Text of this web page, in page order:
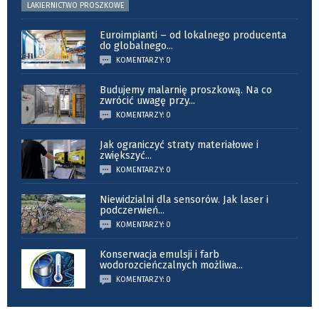
LAKIERNICTWO PROSZKOWE
Euroimpianti – od lokalnego producenta
do globalnego...
KOMENTARZY: 0
Budujemy malarnię proszkową. Na co
zwrócić uwagę przy...
KOMENTARZY: 0
Jak ograniczyć straty materiałowe i
zwiększyć...
KOMENTARZY: 0
Niewidzialni dla sensorów. Jak laser i
podczerwień...
KOMENTARZY: 0
Konserwacja emulsji i farb
wodorozcieńczalnych możliwa...
KOMENTARZY: 0